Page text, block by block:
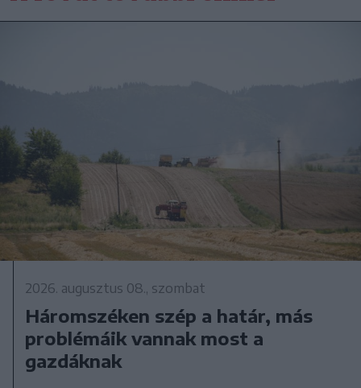
2026. augusztus 08., szombat
Háromszéken szép a határ, más
problémáik vannak most a
gazdáknak